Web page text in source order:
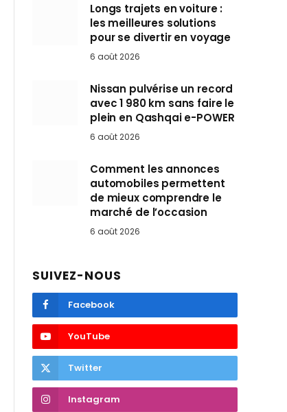
Longs trajets en voiture :
les meilleures solutions
pour se divertir en voyage
6 août 2026
Nissan pulvérise un record
avec 1 980 km sans faire le
plein en Qashqai e-POWER
6 août 2026
Comment les annonces
automobiles permettent
de mieux comprendre le
marché de l’occasion
6 août 2026
SUIVEZ-NOUS
Facebook
YouTube
Twitter
Instagram